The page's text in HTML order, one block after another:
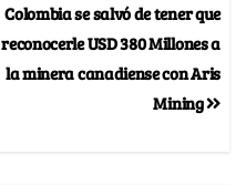
Colombia se salvó de tener que
reconocerle USD 380 Millones a
la minera canadiense con Aris
Mining